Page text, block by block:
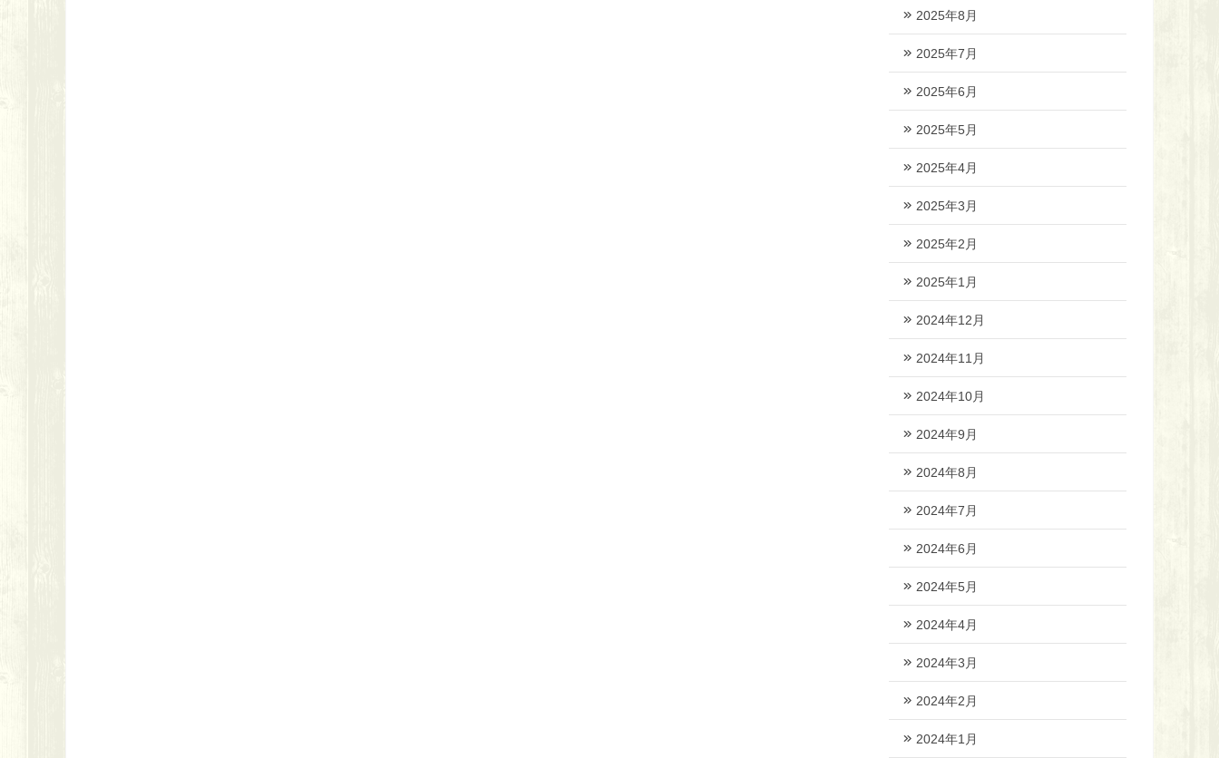
2025年8月
2025年7月
2025年6月
2025年5月
2025年4月
2025年3月
2025年2月
2025年1月
2024年12月
2024年11月
2024年10月
2024年9月
2024年8月
2024年7月
2024年6月
2024年5月
2024年4月
2024年3月
2024年2月
2024年1月